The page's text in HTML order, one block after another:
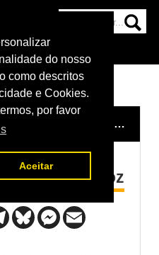
do nosso
como descritos
e Cookies.
por favor
Aceitar
EDMONTON: MORENO X ALBAZI
Pedro Munhoz